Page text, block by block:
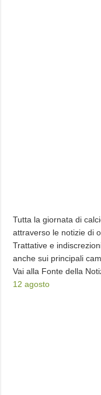
Tutta la giornata di
attraverso le notizie di
Trattative e
anche sui principali
Vai alla Fonte della
12 agosto